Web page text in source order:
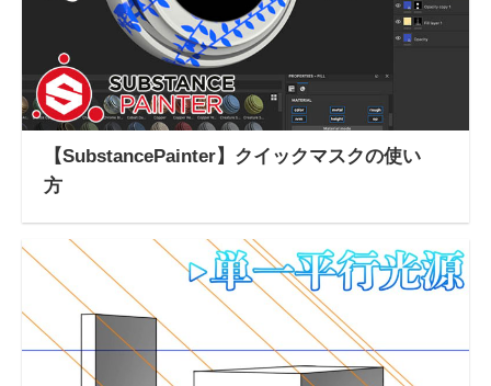
【SubstancePainter】クイックマスクの使い
方